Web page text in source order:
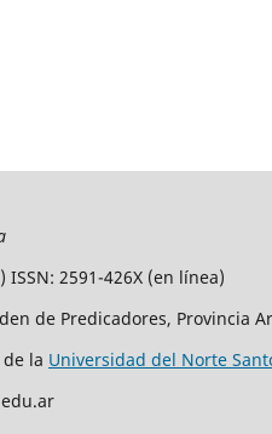
ISSN: 2591-426X (en línea)
de Predicadores, Provincia
de la Universidad del Norte